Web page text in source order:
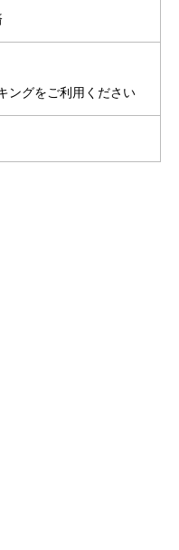
ングをご利用ください